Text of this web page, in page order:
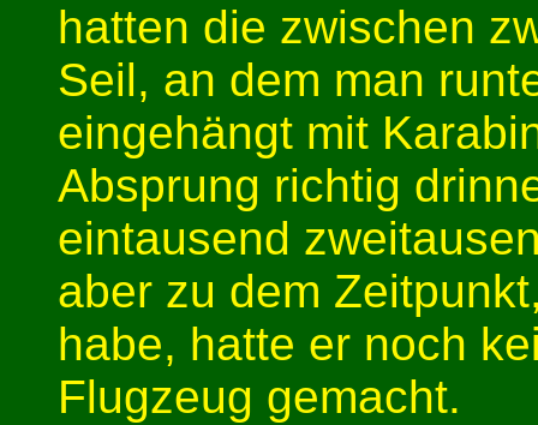
hatten die zwischen
Seil, an dem man
eingehängt mit
Absprung richtig
eintausend
aber zu dem
habe, hatte er noch
Flugzeug gemacht.